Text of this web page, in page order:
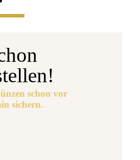
schon vor
sichern.